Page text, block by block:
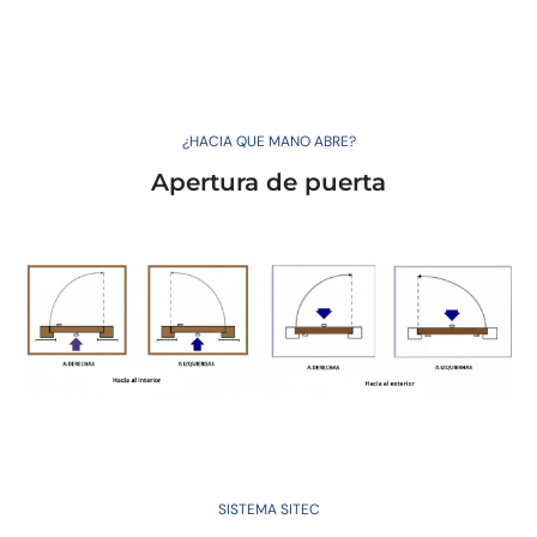
¿HACIA QUE MANO ABRE?
Apertura de puerta
SISTEMA SITEC